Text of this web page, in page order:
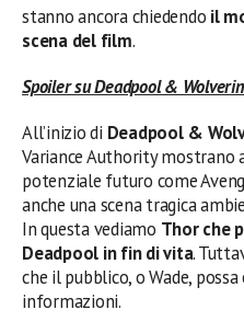
stanno ancora chiedendo il
scena del film.
Spoiler su Deadpool &
All’inizio di Deadpool &
Variance Authority mostrano
potenziale futuro come
anche una scena tragica
In questa vediamo Thor che
Deadpool in fin di vita.
che il pubblico, o Wade,
informazioni.